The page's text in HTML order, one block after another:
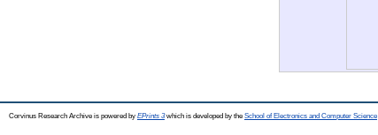
Corvinus Research Archive is powered by EPrints 3which is developed by the School of Electronics and Computer Science